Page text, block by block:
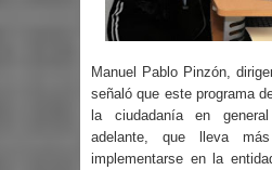
Manuel Pablo Pinzón,
señaló que este programa
la ciudadanía en
adelante, que lleva
implementarse en la